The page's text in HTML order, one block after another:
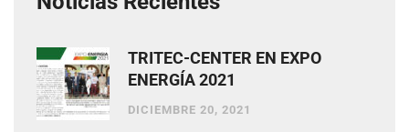
TRITEC-CENTER EN EXPO
ENERGÍA 2021
DICIEMBRE 20, 2021